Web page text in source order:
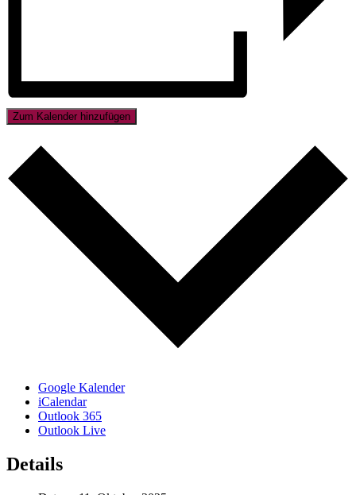
Zum Kalender hinzufügen
Google Kalender
iCalendar
Outlook 365
Outlook Live
Details